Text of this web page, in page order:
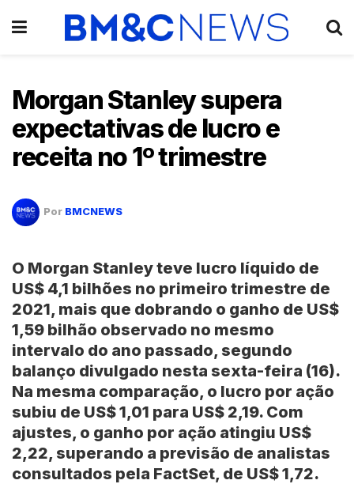
Morgan Stanley supera
expectativas de lucro e
receita no 1º trimestre
Por BMCNEWS
O Morgan Stanley teve lucro líquido de
US$ 4,1 bilhões no primeiro trimestre de
2021, mais que dobrando o ganho de US$
1,59 bilhão observado no mesmo
intervalo do ano passado, segundo
balanço divulgado nesta sexta-feira (16).
Na mesma comparação, o lucro por ação
subiu de US$ 1,01 para US$ 2,19. Com
ajustes, o ganho por ação atingiu US$
2,22, superando a previsão de analistas
consultados pela FactSet, de US$ 1,72.